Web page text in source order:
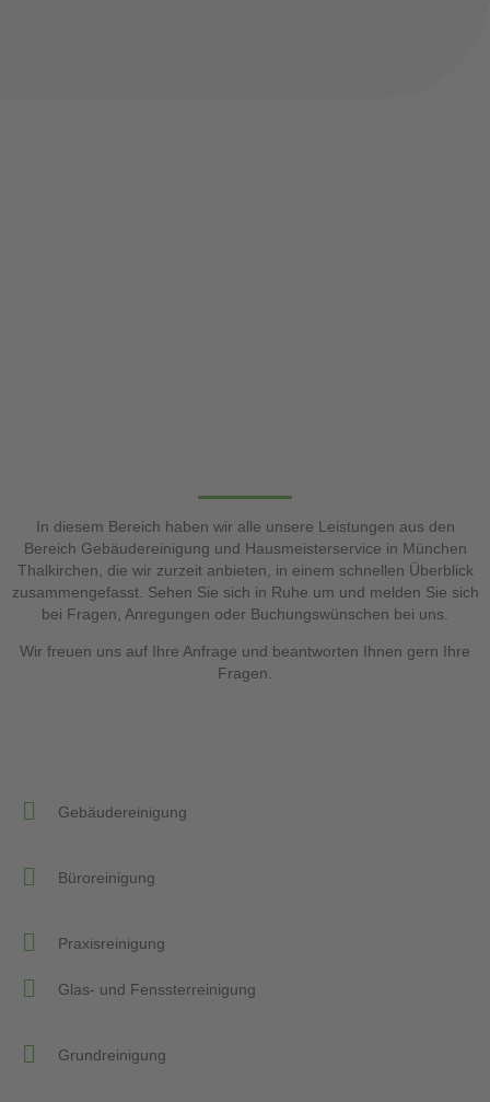
In diesem Bereich haben wir alle unsere Leistungen aus den
Bereich Gebäudereinigung und Hausmeisterservice in München
Thalkirchen, die wir zurzeit anbieten, in einem schnellen Überblick
zusammengefasst. Sehen Sie sich in Ruhe um und melden Sie sich
bei Fragen, Anregungen oder Buchungswünschen bei uns.
Wir freuen uns auf Ihre Anfrage und beantworten Ihnen gern Ihre
Fragen.
Gebäudereinigung
Büroreinigung
Praxisreinigung
Glas- und Fenssterreinigung
Grundreinigung